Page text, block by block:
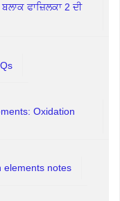
ਫਾਜ਼ਿਲਕਾ 2 ਦੀ
Oxidation
elements notes